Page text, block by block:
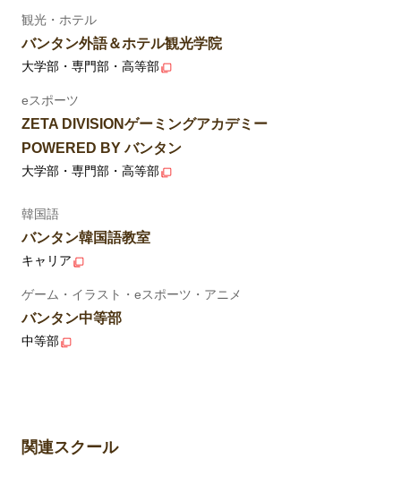
観光・ホテル
バンタン外語＆ホテル観光学院
大学部・専門部・高等部
eスポーツ
ZETA DIVISIONゲーミングアカデミー
POWERED BY バンタン
大学部・専門部・高等部
韓国語
バンタン韓国語教室
キャリア
ゲーム・イラスト・eスポーツ・アニメ
バンタン中等部
中等部
関連スクール